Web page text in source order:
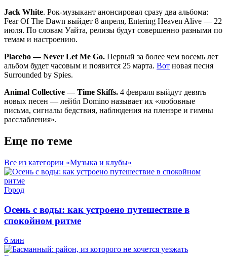
Jack White. Рок-музыкант анонсировал сразу два альбома:
Fear Of The Dawn выйдет 8 апреля, Entering Heaven Alive — 22
июля. По словам Уайта, релизы будут совершенно разными по
темам и настроению.
Placebo — Never Let Me Go. Первый за более чем восемь лет
альбом будет часовым и появится 25 марта. Вот новая песня
Surrounded by Spies.
Animal Collective — Time Skiffs. 4 февраля выйдут девять
новых песен — лейбл Domino называет их «любовные
письма, сигналы бедствия, наблюдения на пленэре и гимны
расслабления».
Еще по теме
Все из категории «Музыка и клубы»
Город
Осень с воды: как устроено путешествие в
спокойном ритме
6 мин